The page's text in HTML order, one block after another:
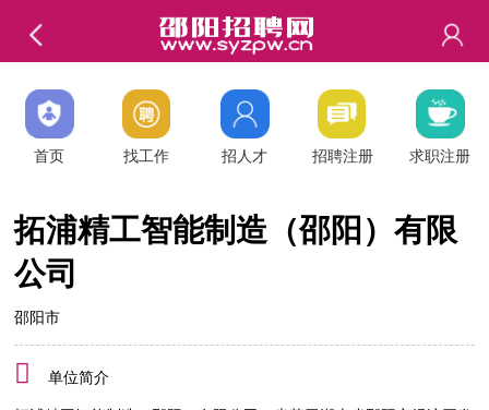
首页 找工作 招人才 招聘注册 求职注册
拓浦精工智能制造（邵阳）有限
公司
邵阳市
单位简介